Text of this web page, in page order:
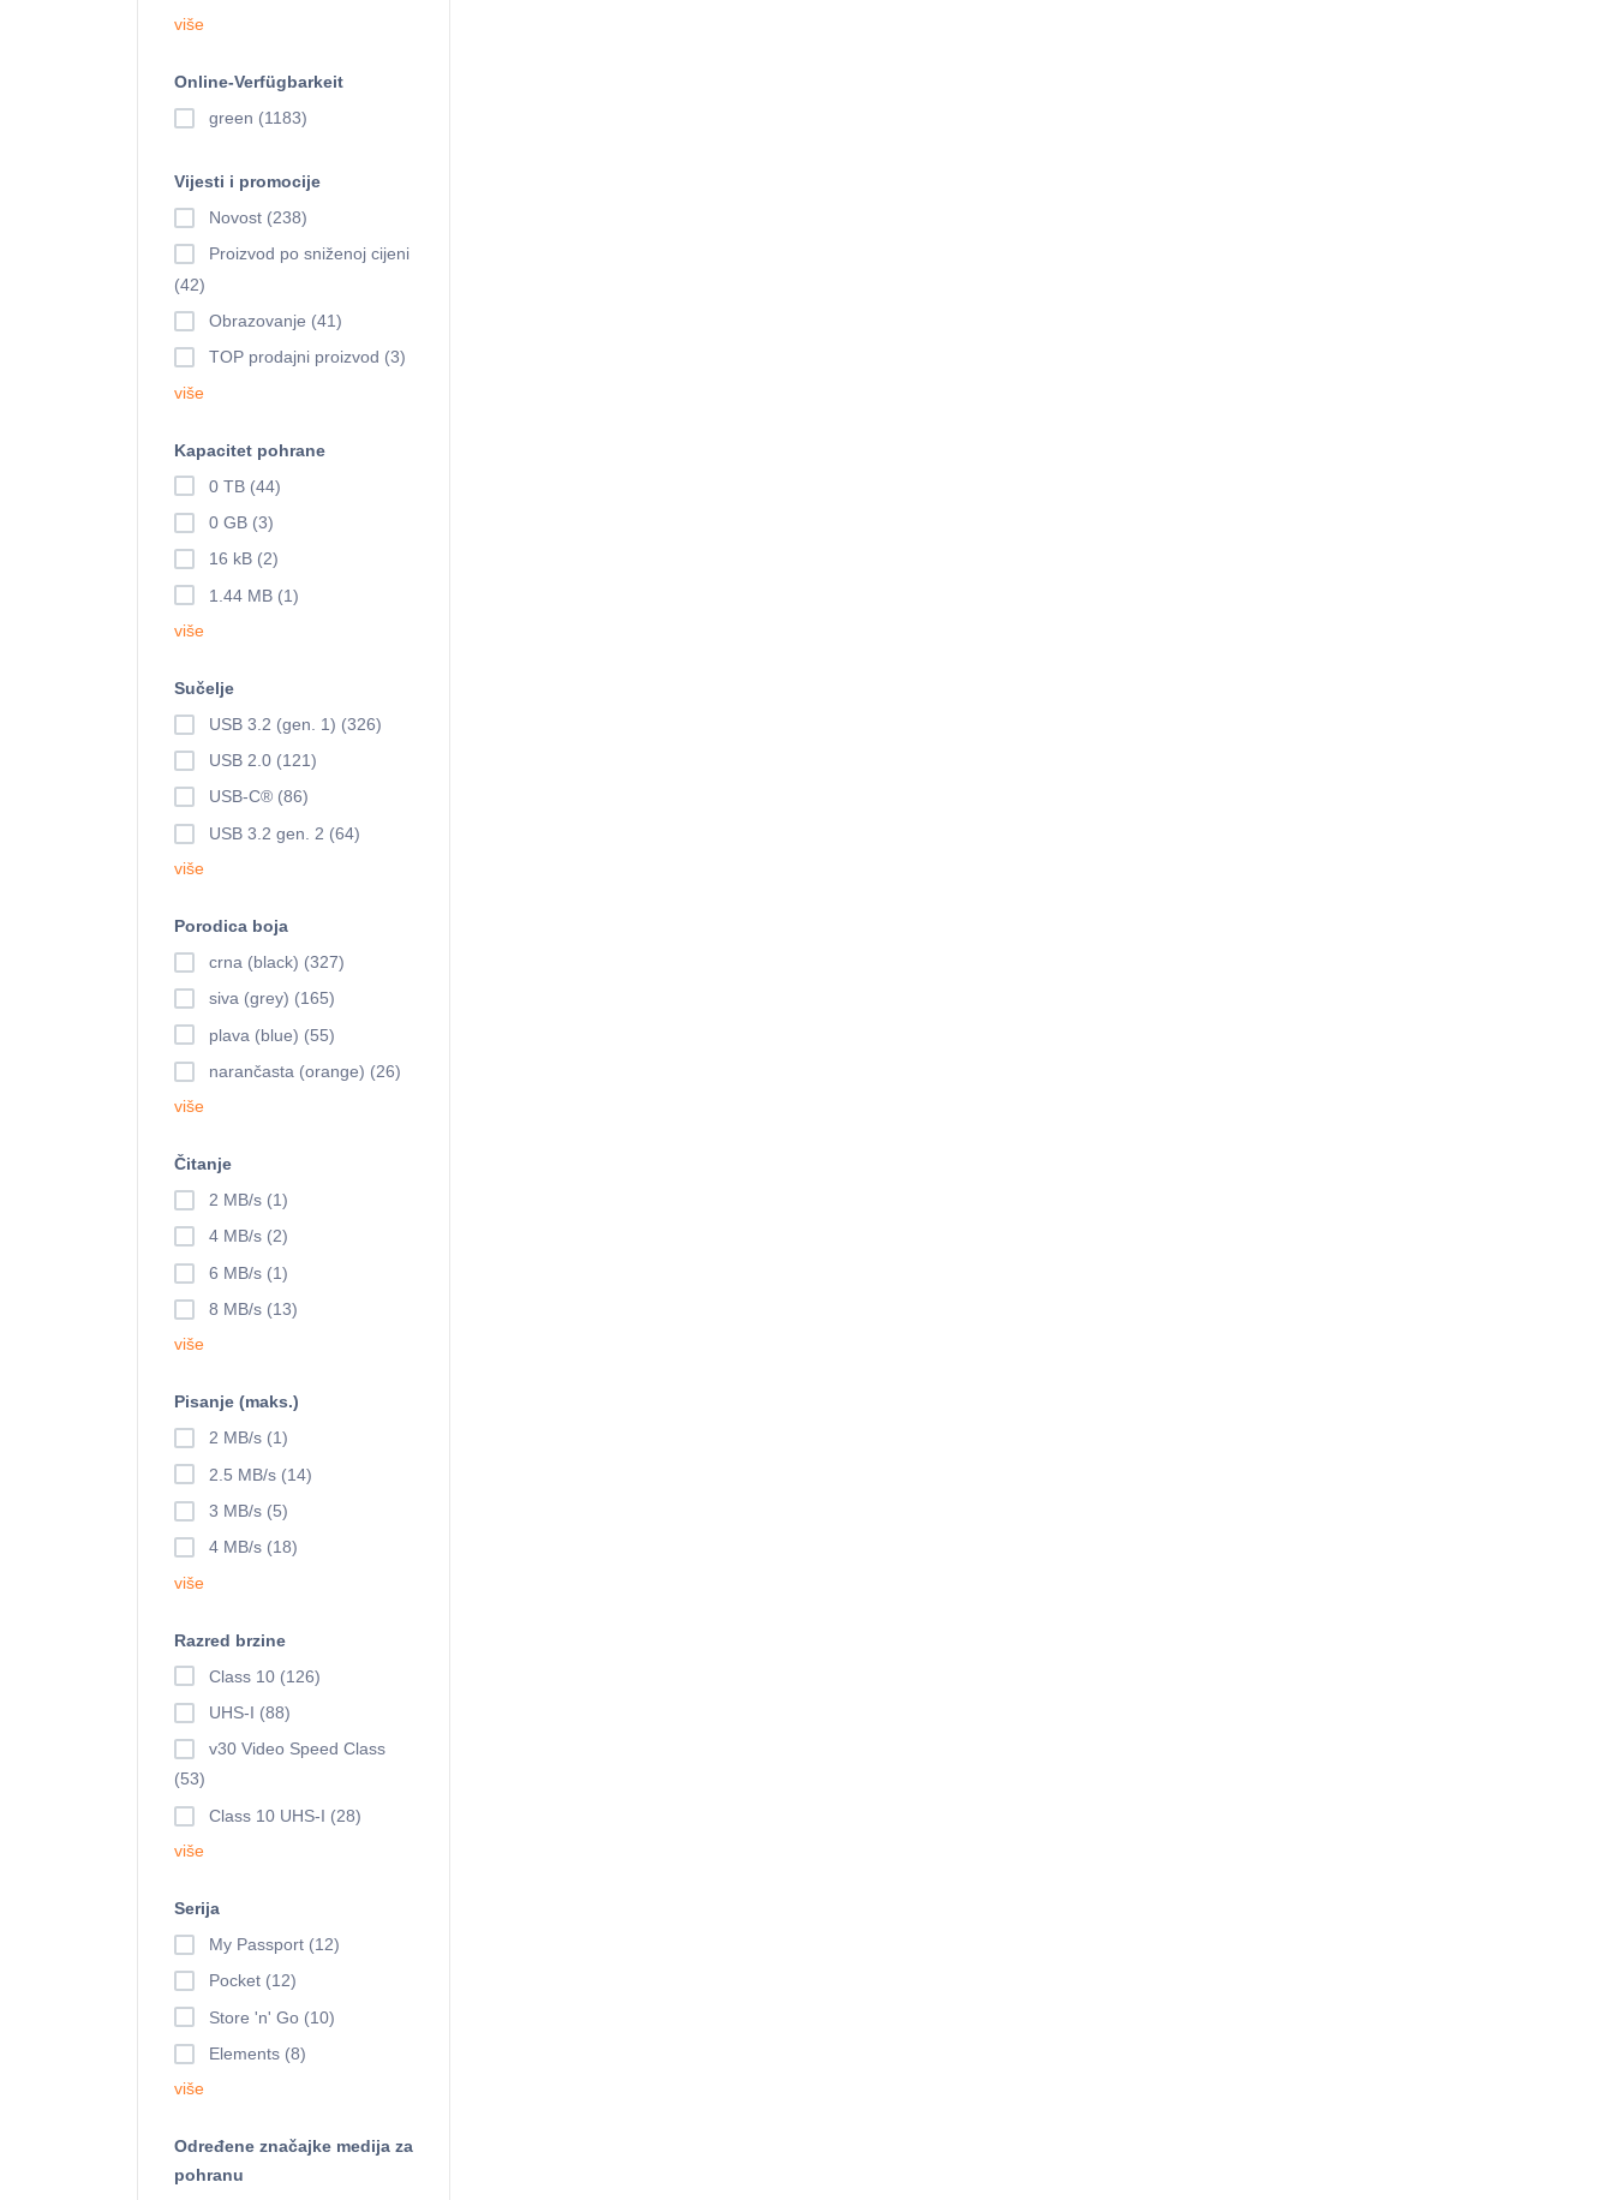
više
Online-Verfügbarkeit
green (1183)
Vijesti i promocije
Novost (238)
Proizvod po sniženoj cijeni
(42)
Obrazovanje (41)
TOP prodajni proizvod (3)
više
Kapacitet pohrane
0 TB (44)
0 GB (3)
16 kB (2)
1.44 MB (1)
više
Sučelje
USB 3.2 (gen. 1) (326)
USB 2.0 (121)
USB-C® (86)
USB 3.2 gen. 2 (64)
više
Porodica boja
crna (black) (327)
siva (grey) (165)
plava (blue) (55)
narančasta (orange) (26)
više
Čitanje
2 MB/s (1)
4 MB/s (2)
6 MB/s (1)
8 MB/s (13)
više
Pisanje (maks.)
2 MB/s (1)
2.5 MB/s (14)
3 MB/s (5)
4 MB/s (18)
više
Razred brzine
Class 10 (126)
UHS-I (88)
v30 Video Speed Class
(53)
Class 10 UHS-I (28)
više
Serija
My Passport (12)
Pocket (12)
Store 'n' Go (10)
Elements (8)
više
Određene značajke medija za
pohranu